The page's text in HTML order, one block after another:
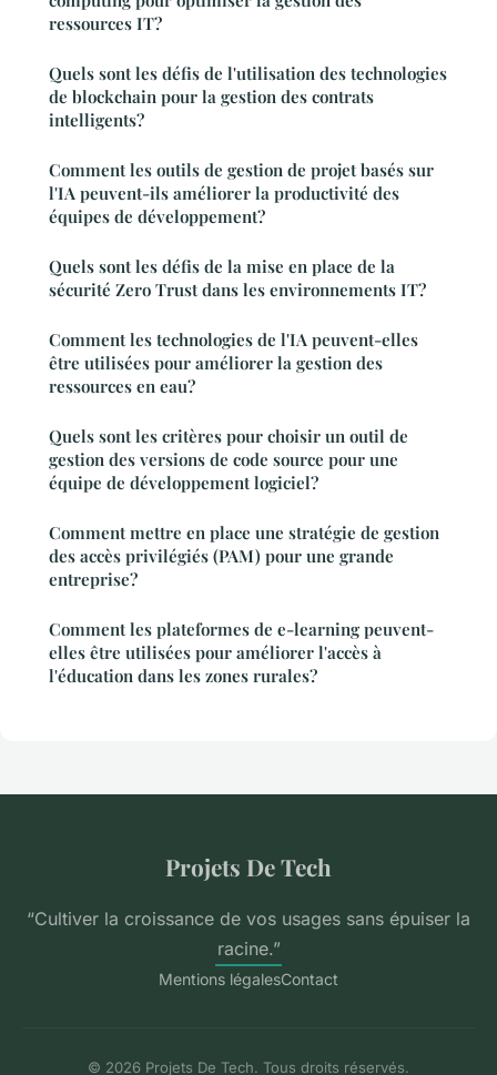
ressources IT?
Quels sont les défis de l'utilisation des technologies
de blockchain pour la gestion des contrats
intelligents?
Comment les outils de gestion de projet basés sur
l'IA peuvent-ils améliorer la productivité des
équipes de développement?
Quels sont les défis de la mise en place de la
sécurité Zero Trust dans les environnements IT?
Comment les technologies de l'IA peuvent-elles
être utilisées pour améliorer la gestion des
ressources en eau?
Quels sont les critères pour choisir un outil de
gestion des versions de code source pour une
équipe de développement logiciel?
Comment mettre en place une stratégie de gestion
des accès privilégiés (PAM) pour une grande
entreprise?
Comment les plateformes de e-learning peuvent-
elles être utilisées pour améliorer l'accès à
l'éducation dans les zones rurales?
Projets De Tech
“Cultiver la croissance de vos usages sans épuiser la
racine.”
Mentions légalesContact
© 2026 Projets De Tech. Tous droits réservés.